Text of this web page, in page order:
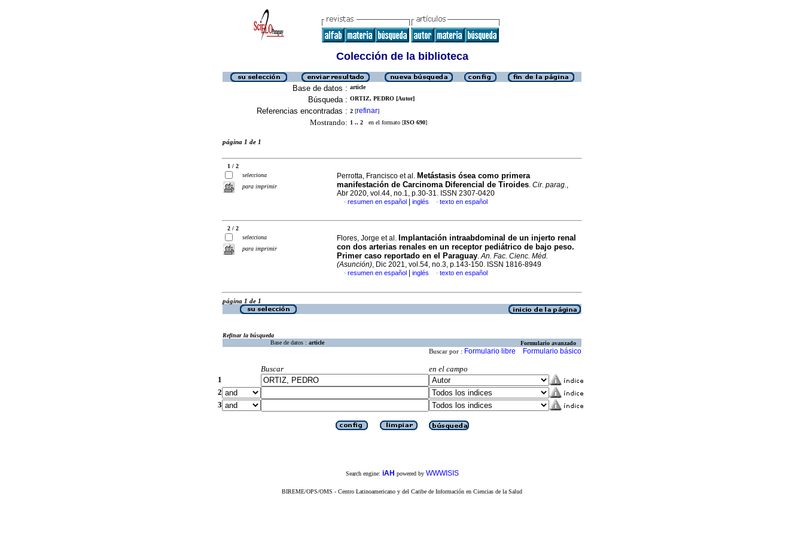
Colección de la biblioteca
Base de datos : article
Búsqueda : ORTIZ, PEDRO [Autor]
Referencias encontradas : 2 [refinar]
Mostrando: 1 .. 2 en el formato [ISO 690]
página 1 de 1
1 / 2
selecciona
para imprimir
Perrotta, Francisco et al. Metástasis ósea como primera
manifestación de Carcinoma Diferencial de Tiroides. Cir. parag.,
Abr 2020, vol.44, no.1, p.30-31. ISSN 2307-0420
· resumen en español inglés · texto en español
2 / 2
selecciona
para imprimir
Flores, Jorge et al. Implantación intraabdominal de un injerto renal
con dos arterias renales en un receptor pediátrico de bajo peso.
Primer caso reportado en el Paraguay.An. Fac. Cienc. Méd.
(Asunción), Dic 2021, vol.54, no.3, p.143-150. ISSN 1816-8949
· resumen en español inglés · texto en español
página 1 de 1
Refinar la búsqueda
Base de datos : article Formulario avanzado
Buscar por : Formulario libre Formulario básico
Buscar
en el campo
1
2
3
Search engine: iAH powered by WWWISIS
BIREME/OPS/OMS - Centro Latinoamericano y del Caribe de Información en Ciencias de la Salud